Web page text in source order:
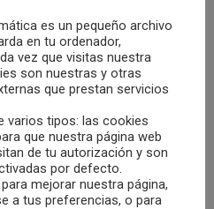
tuvo lugar la I Jornada
y Derechos Humanos,
General de la Psicología, a
Clínica y de la Salud. En
vocal del Colegio Oficial
Mancha, Ana Belén Jiménez
sobre la importancia de la
es un pequeño archivo
en tu ordenador,
vez que visitas nuestra
son nuestras y otras
que prestan servicios
varios tipos: las cookies
que nuestra página web
de tu autorización y son
por defecto.
mejorar nuestra página,
a tus preferencias, o para